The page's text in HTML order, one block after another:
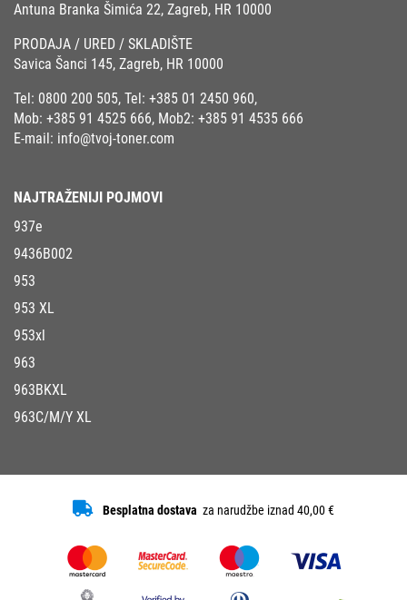
Antuna Branka Šimića 22, Zagreb, HR 10000
PRODAJA / URED / SKLADIŠTE
Savica Šanci 145, Zagreb, HR 10000
Tel: 0800 200 505, Tel: +385 01 2450 960,
Mob: +385 91 4525 666, Mob2: +385 91 4535 666
E-mail: info@tvoj-toner.com
NAJTRAŽENIJI POJMOVI
937e
9436B002
953
953 XL
953xl
963
963BKXL
963C/M/Y XL
Besplatna dostava za narudžbe iznad 40,00 €